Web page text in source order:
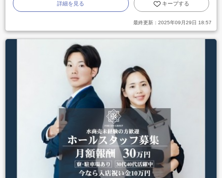
詳細を見る キープする
最終更新： 2025年09月29日 18:57